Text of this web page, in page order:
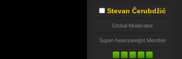
Stevan Čerubdžić
Global Moderator
Super-heavyweight Member